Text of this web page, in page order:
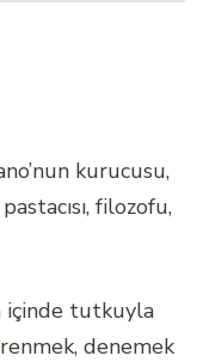
kurucusu,
pastacısı, filozofu,
içinde tutkuyla
denemek